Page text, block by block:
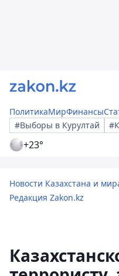
ПолитикаМирФинансы
#Выборы в Курултай
+23°
Новости Казахстана и
Редакция Zakon.kz